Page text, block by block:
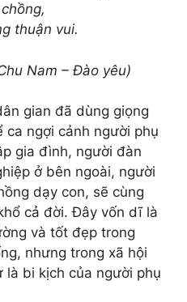
thuận vui.
Nam – Đào yêu)
gian đã dùng giọng
ngợi cảnh người phụ
gia đình, người đàn
ở bên ngoài, người
dạy con, sẽ cùng
cả đời. Đây vốn dĩ là
và tốt đẹp trong
nhưng trong xã hội
là bi kịch của người phụ